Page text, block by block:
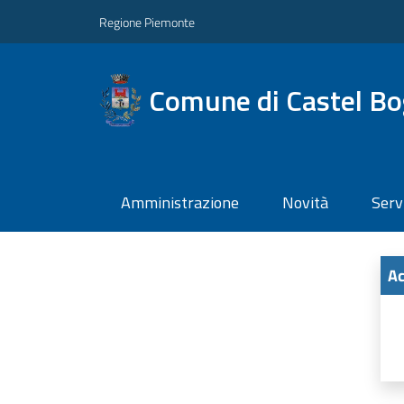
Regione Piemonte
Comune di Castel
Amministrazione Novità